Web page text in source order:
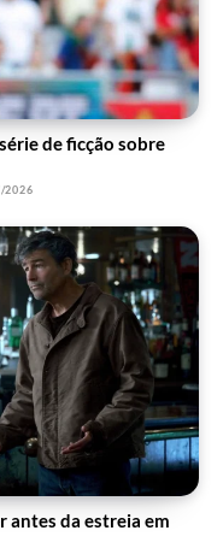
de ficção sobre
2026
antes da estreia em